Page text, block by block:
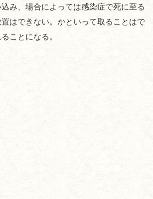
み、場合によっては感染症で死に至る
はできない。かといって取ることはで
ことになる。